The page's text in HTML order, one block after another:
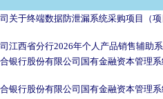
关于终端数据防泄漏系统采购项目（
江西省分行2026年个人产品销售辅助
银行股份有限公司国有金融资本管理
银行股份有限公司国有金融资本管理